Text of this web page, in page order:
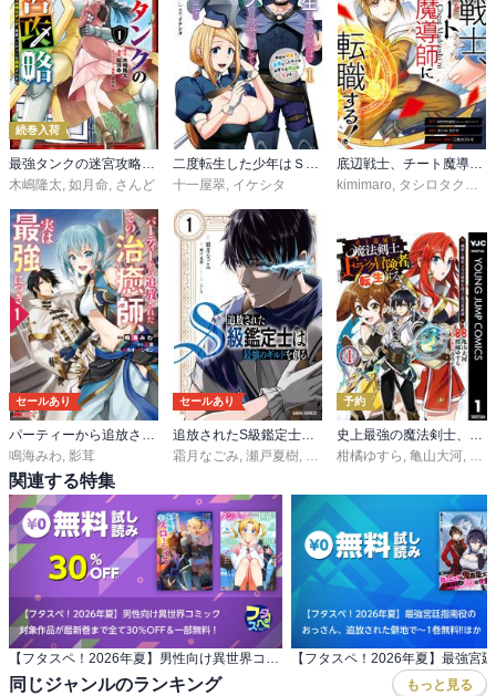
続巻入荷
最強タンクの迷宮攻略 ～体力9999のレアスキル持ちタンク、勇者パーティーを追放される～
木嶋隆太, 如月命, さんど
二度転生した少年はＳランク冒険者として平穏に過ごす ～前世が賢者で英雄だったボクは来世では地味に生きる～
十一屋翠, イケシタ
底辺戦士、チート魔導師に転職する！
kimimaro, タシロタクヤ
セールあり
鳴海みわ 影茸
セールあり
霜月なごみ 瀬戸夏樹 ふーろ
予約
柑橘ゆすら 亀山大河
関連する特集
同じジャンルのランキング もっと見る